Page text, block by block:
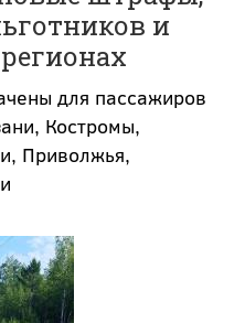
и
для пассажиров
Костромы,
Приволжья,